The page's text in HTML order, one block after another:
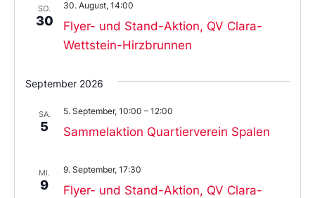
SO.
30
Flyer- und Stand-Aktion, QV Clara-
Wettstein-Hirzbrunnen
30. August, 14:00
September 2026
SA.
5 Sammelaktion Quartierverein Spalen
5. September, 10:00 – 12:00
MI.
9
Flyer- und Stand-Aktion, QV Clara-
9. September, 17:30